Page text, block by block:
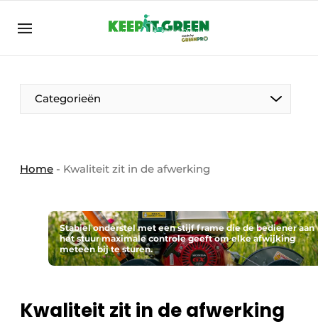
NL ENG FR
Categorieën
Home - Kwaliteit zit in de afwerking
Stabiel onderstel met een stijf frame die de bediener aan
het stuur maximale controle geeft om elke afwijking
meteen bij te sturen.
Kwaliteit zit in de afwerking